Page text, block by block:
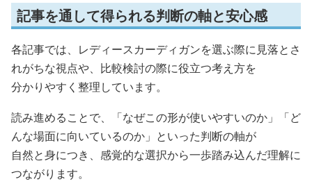
記事を通して得られる判断の軸と安心感
各記事では、レディースカーディガンを選ぶ際に見落とさ
れがちな視点や、比較検討の際に役立つ考え方を
分かりやすく整理しています。
読み進めることで、「なぜこの形が使いやすいのか」「ど
んな場面に向いているのか」といった判断の軸が
自然と身につき、感覚的な選択から一歩踏み込んだ理解に
つながります。